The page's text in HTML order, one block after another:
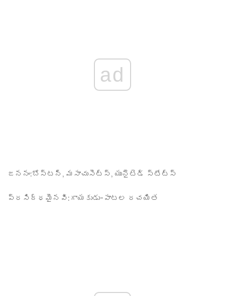
ad
జననం:బోస్టన్, మసాచుసెట్స్, యునైటెడ్ స్టేట్స్
ప్రసిద్ధమైనవి: గాయకుడు-పాటల రచయిత